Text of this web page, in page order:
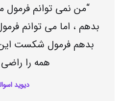
“من نمی توانم فرمول
بدهم ، اما می توانم
بدهم فرمول شکست
همه را
دیوید